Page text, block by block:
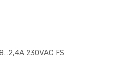
230VAC FS